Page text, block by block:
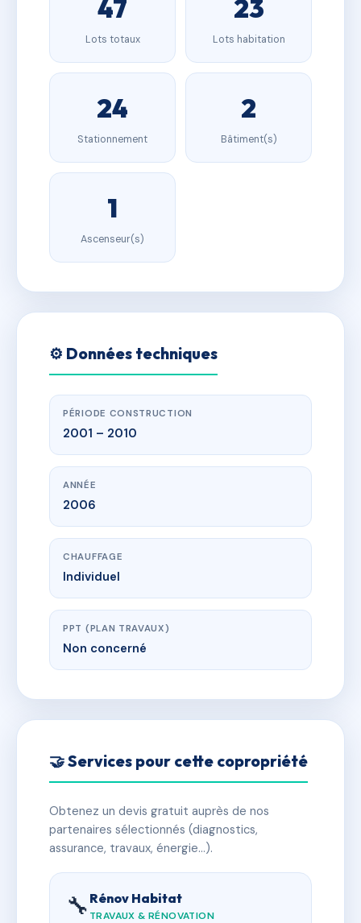
47
Lots totaux
23
Lots habitation
24
Stationnement
2
Bâtiment(s)
1
Ascenseur(s)
⚙️ Données techniques
PÉRIODE CONSTRUCTION
2001 – 2010
ANNÉE
2006
CHAUFFAGE
Individuel
PPT (PLAN TRAVAUX)
Non concerné
🤝 Services pour cette copropriété
Obtenez un devis gratuit auprès de nos
partenaires sélectionnés (diagnostics,
assurance, travaux, énergie…).
🔧 Rénov Habitat
TRAVAUX & RÉNOVATION